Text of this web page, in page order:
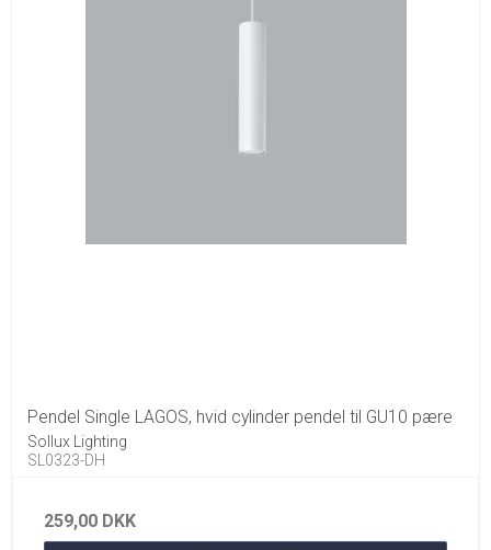
Pendel Single LAGOS, hvid cylinder pendel til GU10 pære
Sollux Lighting
SL0323-DH
259,00 DKK